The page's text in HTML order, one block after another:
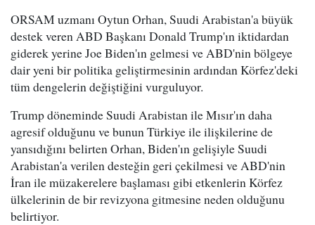
ORSAM uzmanı Oytun Orhan, Suudi Arabistan'a büyük
destek veren ABD Başkanı Donald Trump'ın iktidardan
giderek yerine Joe Biden'ın gelmesi ve ABD'nin bölgeye
dair yeni bir politika geliştirmesinin ardından Körfez'deki
tüm dengelerin değiştiğini vurguluyor.
Trump döneminde Suudi Arabistan ile Mısır'ın daha
agresif olduğunu ve bunun Türkiye ile ilişkilerine de
yansıdığını belirten Orhan, Biden'ın gelişiyle Suudi
Arabistan'a verilen desteğin geri çekilmesi ve ABD'nin
İran ile müzakerelere başlaması gibi etkenlerin Körfez
ülkelerinin de bir revizyona gitmesine neden olduğunu
belirtiyor.